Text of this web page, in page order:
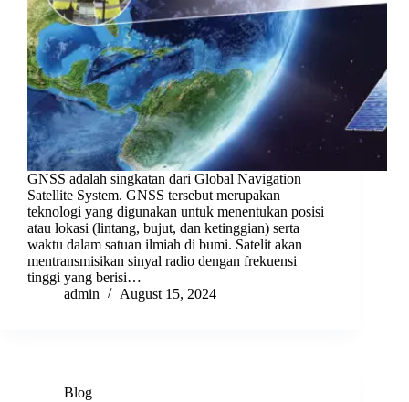
GNSS adalah singkatan dari Global Navigation
Satellite System. GNSS tersebut merupakan
teknologi yang digunakan untuk menentukan posisi
atau lokasi (lintang, bujut, dan ketinggian) serta
waktu dalam satuan ilmiah di bumi. Satelit akan
mentransmisikan sinyal radio dengan frekuensi
tinggi yang berisi…
admin
August 15, 2024
Blog